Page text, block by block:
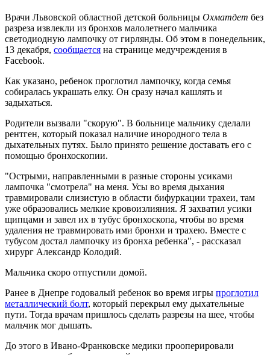
Врачи Львовской областной детской больницы Охматдет без
разреза извлекли из бронхов малолетнего мальчика
светодиодную лампочку от гирлянды. Об этом в понедельник,
13 декабря, сообщается на странице медучреждения в
Facebook.
Как указано, ребенок проглотил лампочку, когда семья
собиралась украшать елку. Он сразу начал кашлять и
задыхаться.
Родители вызвали "скорую". В больнице мальчику сделали
рентген, который показал наличие инородного тела в
дыхательных путях. Было принято решение доставать его с
помощью бронхоскопии.
"Острыми, направленными в разные стороны усиками
лампочка "смотрела" на меня. Усы во время дыхания
травмировали слизистую в области бифуркации трахеи, там
уже образовались мелкие кровоизлияния. Я захватил усики
щипцами и завел их в тубус бронхоскопа, чтобы во время
удаления не травмировать ими бронхи и трахею. Вместе с
тубусом достал лампочку из бронха ребенка", - рассказал
хирург Александр Колодий.
Мальчика скоро отпустили домой.
Ранее в Днепре годовалый ребенок во время игры проглотил
металлический болт, который перекрыл ему дыхательные
пути. Тогда врачам пришлось сделать разрезы на шее, чтобы
мальчик мог дышать.
До этого в Ивано-Франковске медики прооперировали